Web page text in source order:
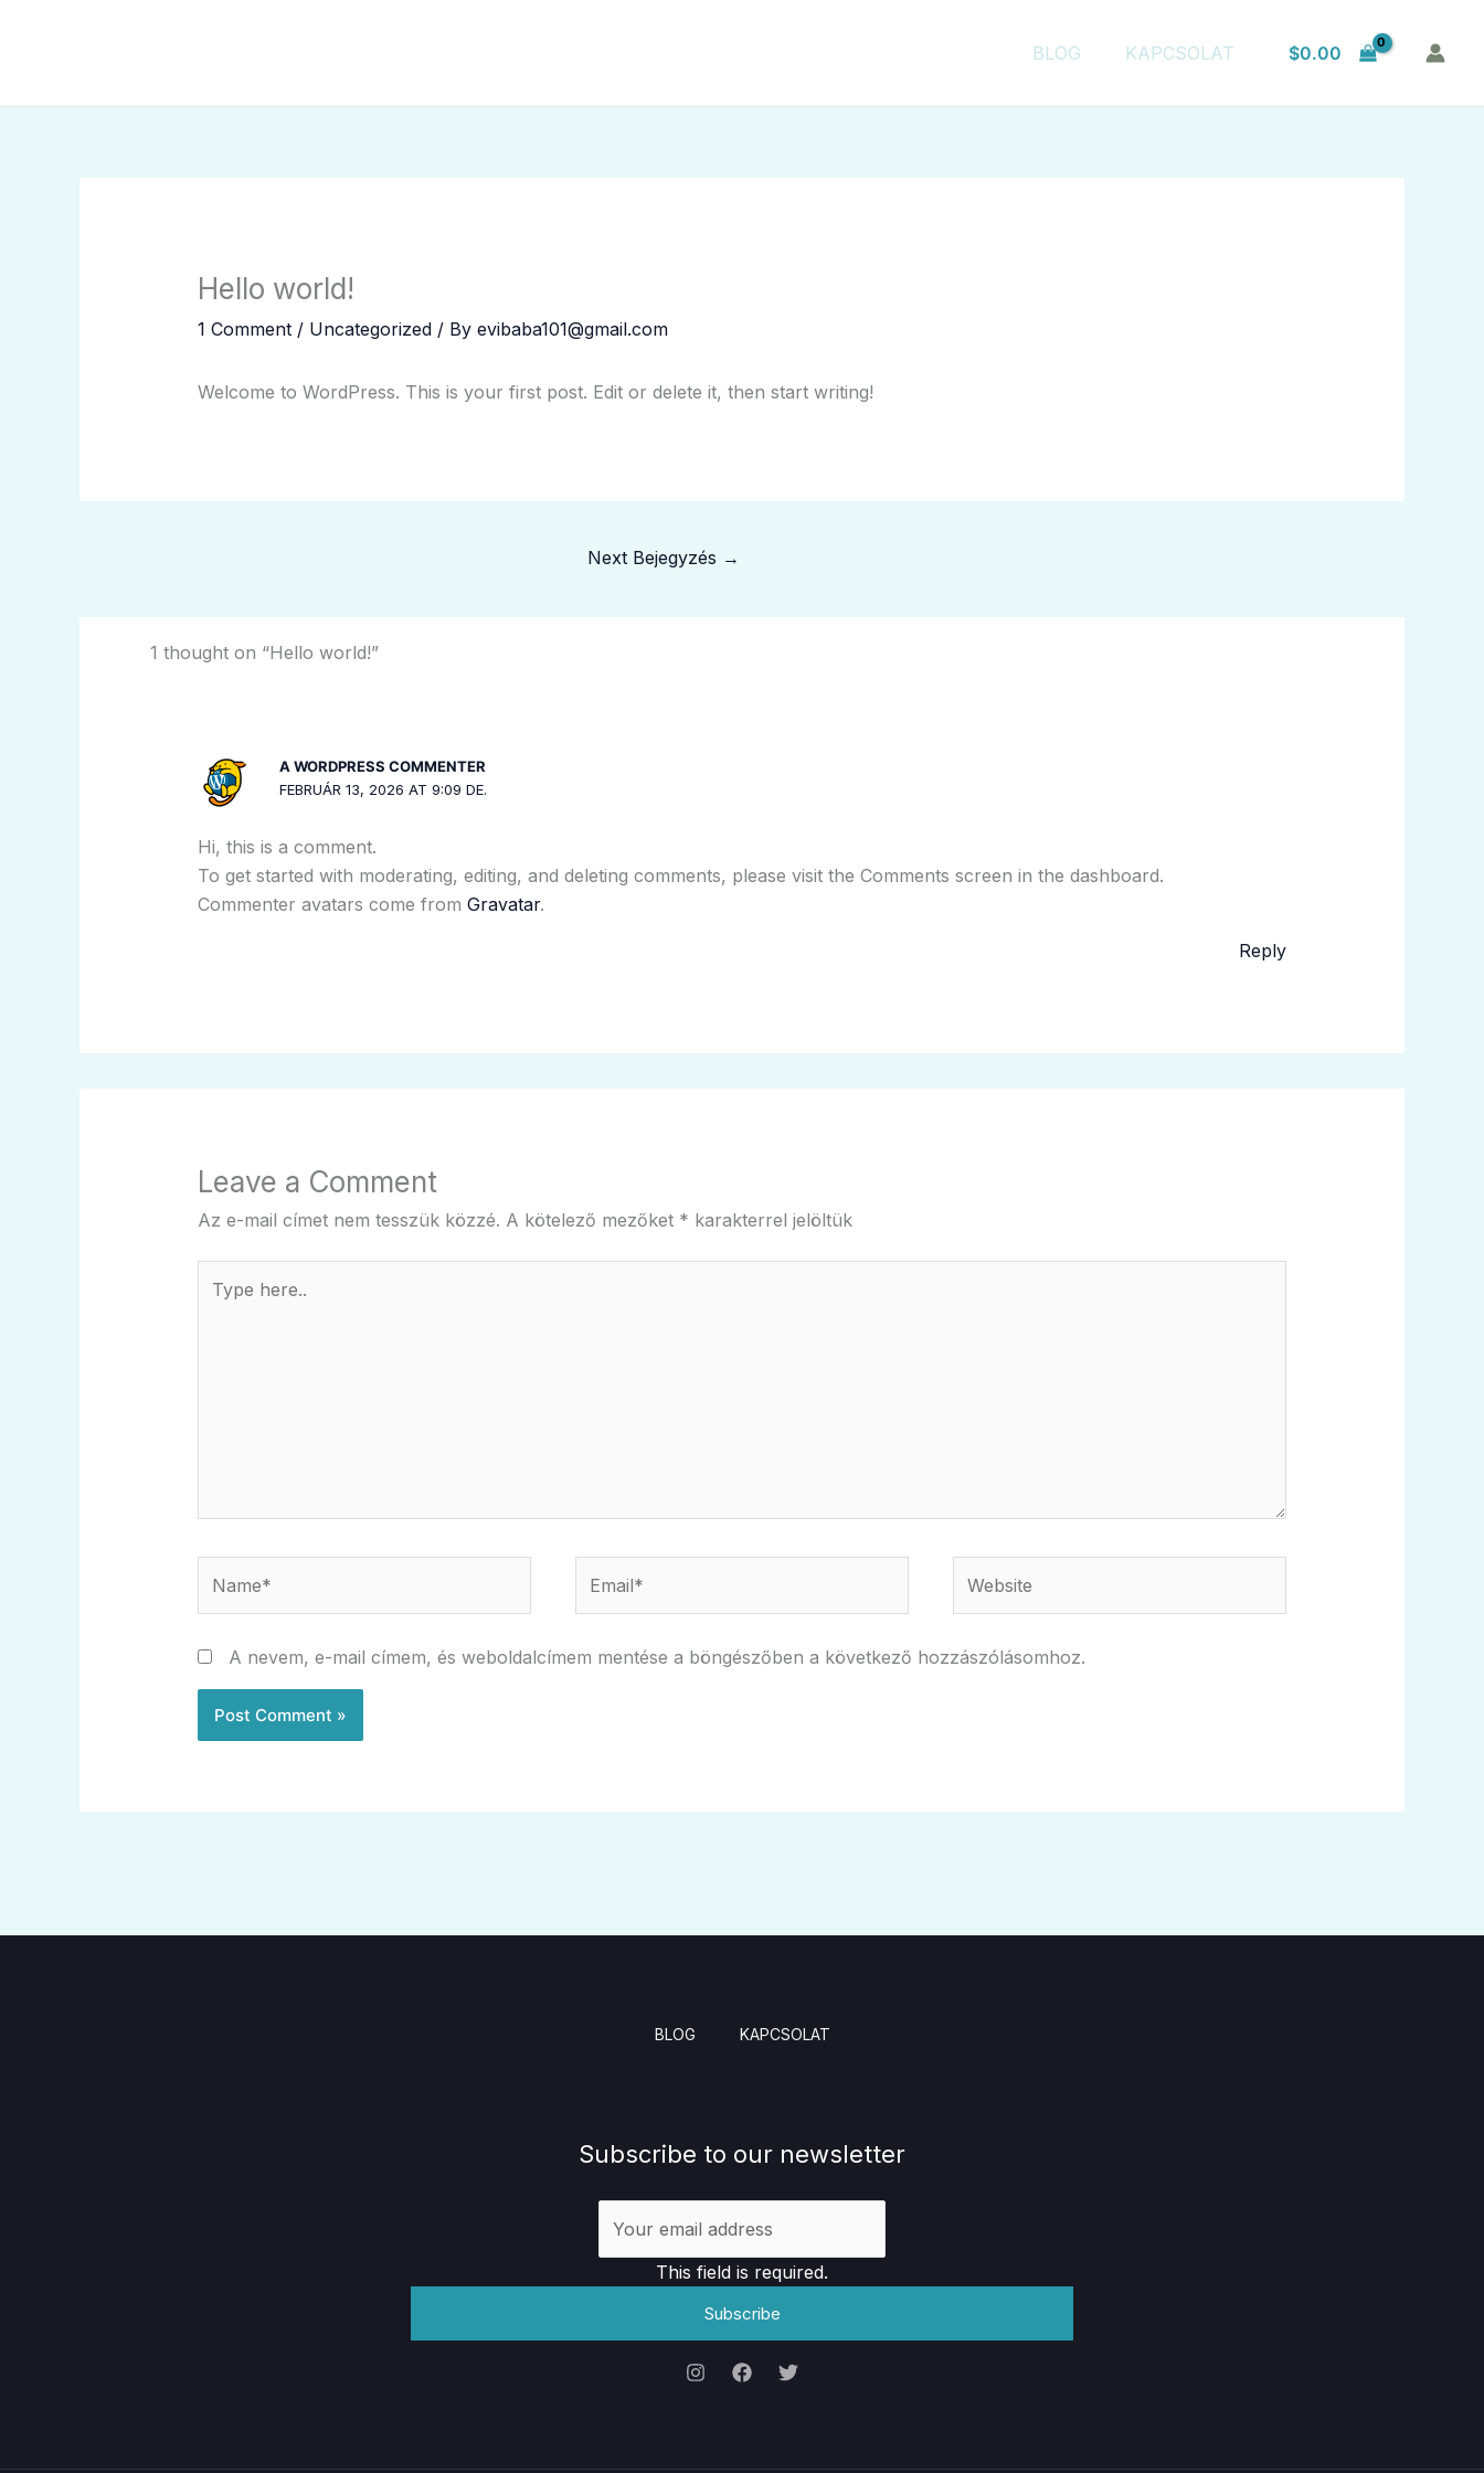
BLOG KAPCSOLAT $0.00
Hello world!
1 Comment / Uncategorized/ By evibaba101@gmail.com
Welcome to WordPress. This is your first post. Edit or delete it, then start writing!
Next Bejegyzés →
1 thought on “Hello world!”
A WORDPRESS COMMENTER
FEBRUÁR 13, 2026 AT 9:09 DE.
Hi, this is a comment.
To get started with moderating, editing, and deleting comments, please visit the Comments screen in the dashboard.
Commenter avatars come from Gravatar.
Reply
Leave a Comment
Az e-mail címet nem tesszük közzé. A kötelező mezőket * karakterrel jelöltük
here..
A nevem, e-mail címem, és weboldalcímem mentése a böngészőben a következő hozzászólásomhoz.
BLOG KAPCSOLAT
Subscribe to our newsletter
This field is required.
Subscribe